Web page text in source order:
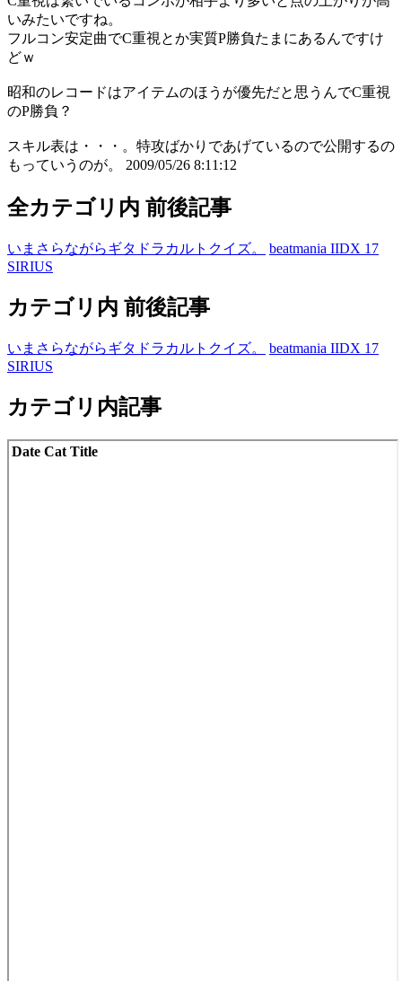
いみたいですね。
フルコン安定曲でC重視とか実質P勝負たまにあるんですけ
どｗ
昭和のレコードはアイテムのほうが優先だと思うんでC重視
のP勝負？
スキル表は・・・。特攻ばかりであげているので公開するの
もっていうのが。
2009/05/26 8:11:12
全カテゴリ内 前後記事
いまさらながらギタドラカルトクイズ。
beatmania IIDX 17
SIRIUS
カテゴリ内 前後記事
いまさらながらギタドラカルトクイズ。
beatmania IIDX 17
SIRIUS
カテゴリ内記事